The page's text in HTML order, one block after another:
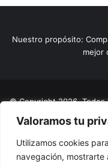
Valoramos tu
Utilizamos cookies
navegación, mostrarte
Nuestro propósito:
mejor
© Copyright 2026,
Home
Actualidad
El